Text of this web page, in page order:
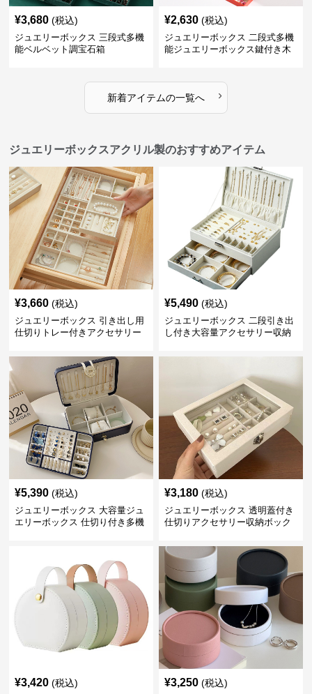
¥3,680 (税込)
ジュエリーボックス 三段式多機
能ベルベット調宝石箱
¥2,630 (税込)
ジュエリーボックス 二段式多機
能ジュエリーボックス鍵付き木
新着アイテムの一覧へ ›
ジュエリーボックスアクリル製のおすすめアイテム
¥3,660 (税込)
ジュエリーボックス 引き出し用
仕切りトレー付きアクセサリー
¥5,490 (税込)
ジュエリーボックス 二段引き出
し付き大容量アクセサリー収納
¥5,390 (税込)
ジュエリーボックス 大容量ジュ
エリーボックス 仕切り付き多機
¥3,180 (税込)
ジュエリーボックス 透明蓋付き
仕切りアクセサリー収納ボック
¥3,420 (税込) ¥3,250 (税込)